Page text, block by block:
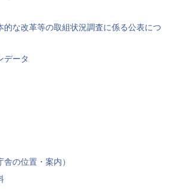
的な改革等の取組状況調査に係る公表につ
データ
の位置・案内）